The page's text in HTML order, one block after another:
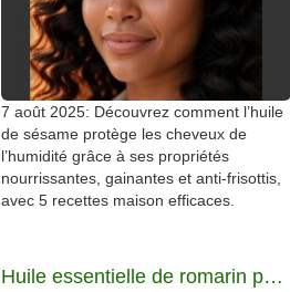
7 août 2025: Découvrez comment l’huile
de sésame protège les cheveux de
l’humidité grâce à ses propriétés
nourrissantes, gainantes et anti-frisottis,
avec 5 recettes maison efficaces.
Huile essentielle de romarin pour cheveux